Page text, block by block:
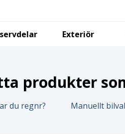
Exteriör
produkter
du regnr? Manuellt